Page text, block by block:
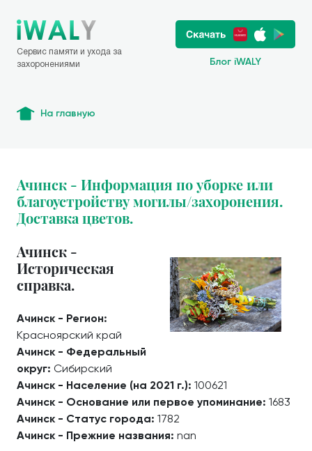
Сервис памяти и ухода за
захоронениями
Блог iWALY
На главную
Ачинск - Информация по уборке или
благоустройству могилы/захоронения.
Доставка цветов.
Ачинск -
Историческая
справка.
Ачинск - Регион:
Красноярский край
Ачинск - Федеральный
округ: Сибирский
Ачинск - Население (на 2021 г.): 100621
Ачинск - Основание или первое упоминание: 1683
Ачинск - Статус города: 1782
Ачинск - Прежние названия: nan